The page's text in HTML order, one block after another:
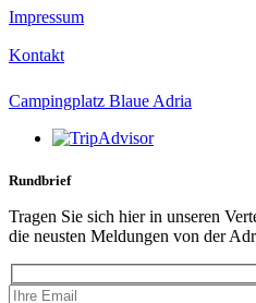
Impressum
Kontakt
Campingplatz Blaue Adria
Rundbrief
Tragen Sie sich hier in unseren
die neusten Meldungen von der